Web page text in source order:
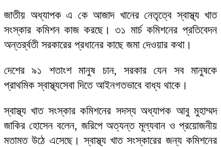
জাতীয় অধ্যাপক এ কে আজাদ খানের নেতৃত্বে স্বাস্থ্য খাত
সংস্কার কমিশন কাজ করছে। ৩১ মার্চ কমিশনের প্রতিবেদন
অন্তর্র্বতী সরকারের প্রধানের কাছে জমা দেওয়ার কথা।
দেশের ৯১ শতাংশ মানুষ চান, সরকার যেন সব মানুষকে
প্রাথমিক স্বাস্থ্যসেবা দিতে আইনগতভাবে বাধ্য থাকে।
স্বাস্থ্য খাত সংস্কার কমিশনের সদস্য অধ্যাপক আবু মুহাম্মদ
জাকির হোসেন বলেন, জরিপে অত্যন্ত মূল্যবান ও প্রয়োজনীয়
মতামত উঠে এসেছে। স্বাস্থ্য খাত সংস্কারের জন্য কমিশনের